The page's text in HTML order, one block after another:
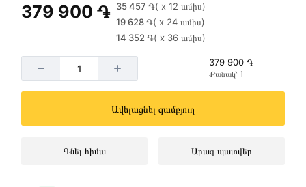
379 900 ֏ 35 457 ֏( x 12 ամիս)
19 628 ֏( x 24 ամիս)
14 352 ֏( x 36 ամիս)
379 900 ֏
Քանակ՝ 1
Ավելացնել զամբյուղ
Գնել հիմա Արագ պատվեր